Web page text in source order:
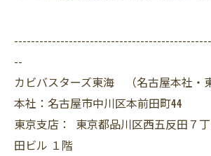
--
カビバスターズ東海 （名古屋本社・
本社：名古屋市中川区本前田町44
東京支店： 東京都品川区西五反田７
田ビル １階